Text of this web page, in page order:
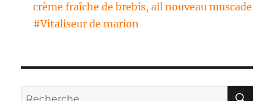
crème fraîche de brebis, ail nouveau muscade
#Vitaliseur de marion
Recherche